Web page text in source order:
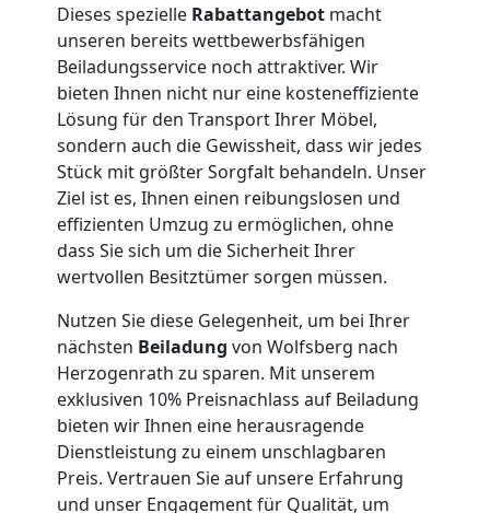
Dieses spezielle Rabattangebot macht
unseren bereits wettbewerbsfähigen
Beiladungsservice noch attraktiver. Wir
bieten Ihnen nicht nur eine kosteneffiziente
Lösung für den Transport Ihrer Möbel,
sondern auch die Gewissheit, dass wir jedes
Stück mit größter Sorgfalt behandeln. Unser
Ziel ist es, Ihnen einen reibungslosen und
effizienten Umzug zu ermöglichen, ohne
dass Sie sich um die Sicherheit Ihrer
wertvollen Besitztümer sorgen müssen.
Nutzen Sie diese Gelegenheit, um bei Ihrer
nächsten Beiladung von Wolfsberg nach
Herzogenrath zu sparen. Mit unserem
exklusiven 10% Preisnachlass auf Beiladung
bieten wir Ihnen eine herausragende
Dienstleistung zu einem unschlagbaren
Preis. Vertrauen Sie auf unsere Erfahrung
und unser Engagement für Qualität, um
Service-
Umzug
Wolfsberg
Qualitäts-
Umzüge
Wolfsberg
Vereinsumzug
Wolfsberg